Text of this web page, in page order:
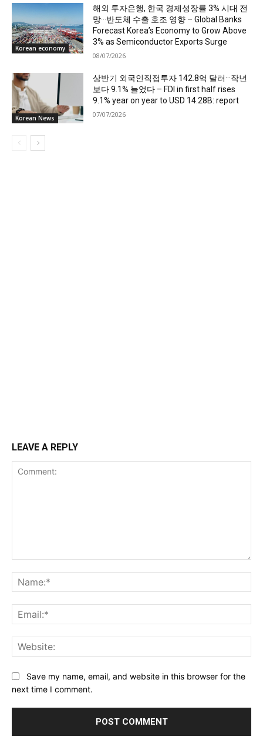
Korean economy
해외 투자은행, 한국 경제성장률 3% 시대 전
망···반도체 수출 호조 영향 – Global Banks
Forecast Korea’s Economy to Grow Above
3% as Semiconductor Exports Surge
08/07/2026
Korean News
상반기 외국인직접투자 142.8억 달러···작년
보다 9.1% 늘었다 – FDI in first half rises
9.1% year on year to USD 14.28B: report
07/07/2026
LEAVE A REPLY
Save my name, email, and website in this browser for the
next time I comment.